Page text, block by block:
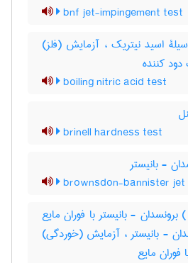
bnf jet-impingement test
اسید نیتریک ، آزمایش (فلز)
کننده
boiling nitric acid test
brinell hardness test
- بانیستر
brownsdon-bannister
- بانیستر با فوران مایع
- بانیستر ، آزمایش (خوردگی)
فوران مایع